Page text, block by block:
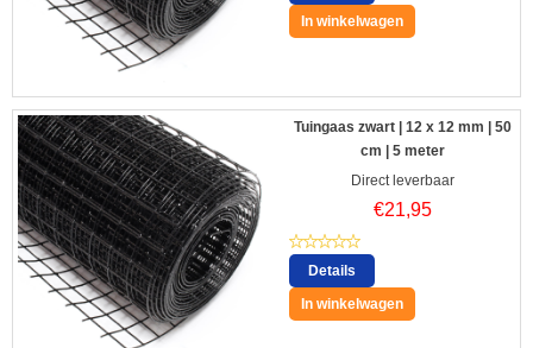
In winkelwagen
Tuingaas zwart | 12 x 12 mm | 50
cm | 5 meter
Direct leverbaar
€21,95
Details
In winkelwagen